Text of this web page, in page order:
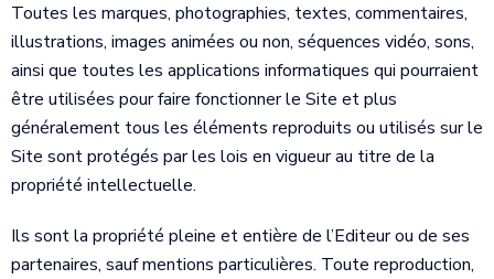
Toutes les marques, photographies, textes, commentaires,
illustrations, images animées ou non, séquences vidéo, sons,
ainsi que toutes les applications informatiques qui pourraient
être utilisées pour faire fonctionner le Site et plus
généralement tous les éléments reproduits ou utilisés sur le
Site sont protégés par les lois en vigueur au titre de la
propriété intellectuelle.
Ils sont la propriété pleine et entière de l’Editeur ou de ses
partenaires, sauf mentions particulières. Toute reproduction,